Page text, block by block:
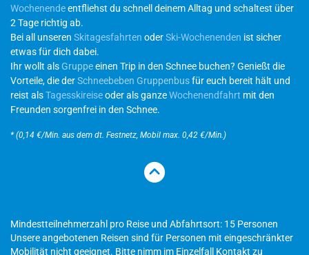
Wochenendeentfliehst du schnell deinem Alltag und schaltest über
2 Tage richtig ab.
Bei all unseren Skitagesfahrten oderSki-Wochenenden ist sicher
etwas für dich dabei.
Ihr wollt alsGruppeeinen Trip in den Schnee buchen? Genießt die
Vorteile, die derSchneebeben Gruppenbusfür euch bereit hält und
reist alsTagesskireiseoder als ganzeWochenendfahrt mit den
Freunden sorgenfrei in den Schnee.
* (0,14 €/Min. aus dem dt. Festnetz, Mobil max. 0,42 €/Min.)
Mindestteilnehmerzahl pro Reise und Abfahrtsort: 15 Personen
Unsere angebotenen Reisen sind für Personen mit eingeschränkter
Mobilität nicht geeignet. Bitte nimm im Einzelfall Kontakt zu